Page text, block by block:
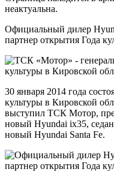
партнер открытия Года
культуры в Кировской
выступил ТСК Мотор,
новый Hyundai ix35, седан
новый Hyundai Santa Fe.